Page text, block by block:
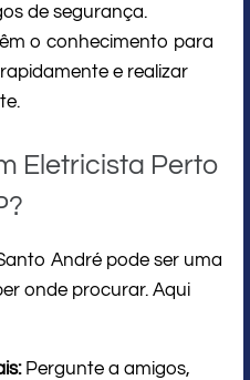
de segurança.
o conhecimento para
e realizar
Eletricista Perto
André pode ser uma
onde procurar. Aqui
Pergunte a amigos,